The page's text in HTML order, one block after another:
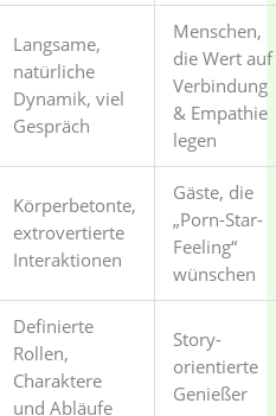
Langsame,
natürliche
Dynamik, viel
Gespräch
Menschen,
die Wert auf
Verbindung
& Empathie
legen
Körperbetonte,
extrovertierte
Interaktionen
Gäste, die
„Porn-Star-
Feeling“
wünschen
Definierte
Rollen,
Charaktere
und Abläufe
Story-
orientierte
Genießer